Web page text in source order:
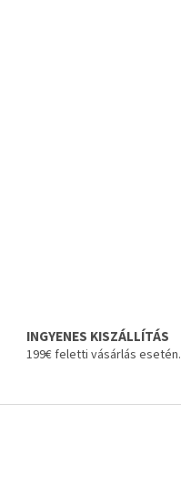
INGYENES KISZÁLLÍTÁS
199€ feletti vásárlás esetén.